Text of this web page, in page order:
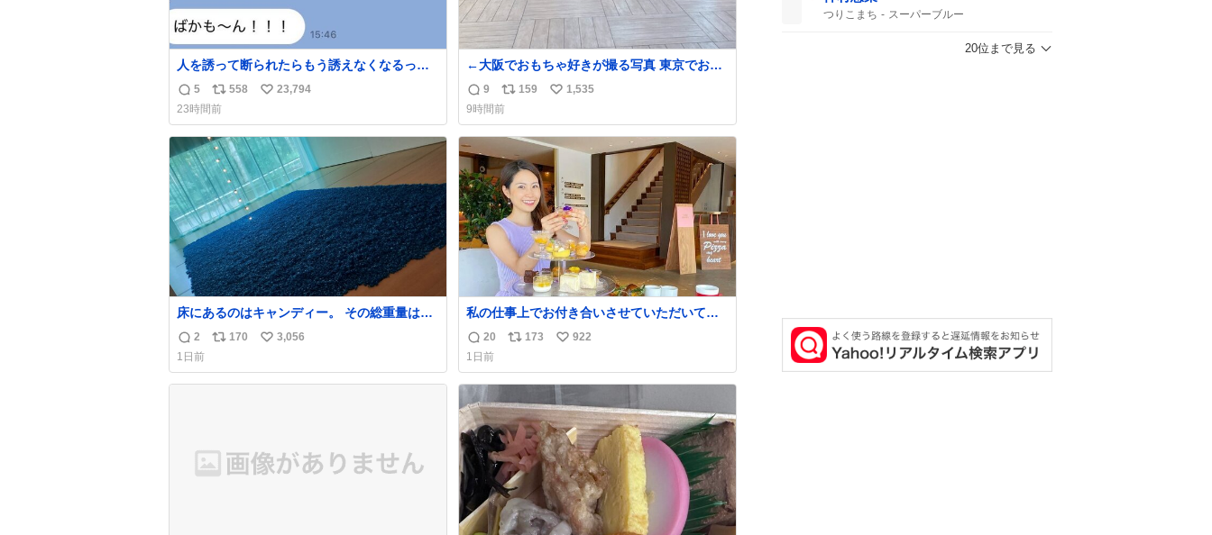
人を誘って断られたらもう誘えなくなるって
人、これ見て元気出してほしい
返
信
数
5
リ
ポ
ス
ト
数
558
い
ね
23,794
23時間前
←大阪でおもちゃ好きが撮る写真 東京でおも
ちゃ好きが撮る写真→
返
信
数
9
リ
ポ
ス
ト
数
159
い
ね
数
1,535
9時間前
床にあるのはキャンディー。 その総重量は亡
くなった人と同等の重さだそうです。 鑑賞者
は一つ持ち帰れますが、亡くなった人の一部
を持ち帰っているような感覚になりました。
勇気を出して口に入れたら、ハッカ味😳✨ #ポ
返
信
数
2
リ
ス
170
い
ね
3,056
1日前
私の仕事上でお付き合いさせていただいてい
る富裕層の社長さん達は、こんな事しない。
こんな自慢は一切しないし、なんなら表に出
てこない。 自分に自信がない半端モンはブラ
ンドで自分を飾りキラキラ自慢をする。 #折
田楓 #merchu
返
信
数
20
リ
ス
ト
数
173
い
ね
数
922
1日前
つりこまち
スーパーブルー
えびちゅう
20位まで見る